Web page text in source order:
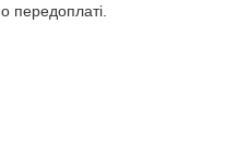
передоплаті.